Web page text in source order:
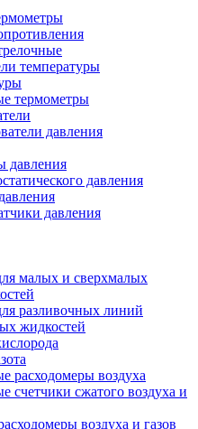
температуры
термометры
давления
давления
давления
давления
малых и сверхмалых
разливочных линий
жидкостей
расходомеры воздуха
сжатого воздуха и
воздуха и газов